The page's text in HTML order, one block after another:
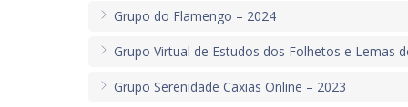
Grupo do Flamengo – 2024
Grupo Virtual de Estudos dos Folhetos e Lemas
Grupo Serenidade Caxias Online – 2023